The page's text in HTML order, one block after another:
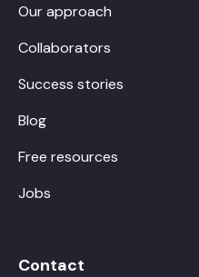
Our approach
Collaborators
Success stories
Blog
Free resources
Jobs
Contact